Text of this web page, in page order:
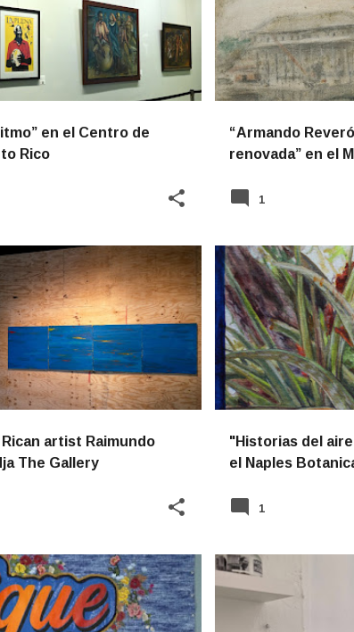
en el Centro de
Rico
“Armando
renovada” en el
1
artist Raimundo
The Gallery
"Historias del
el Naples
NOTICIAS
1